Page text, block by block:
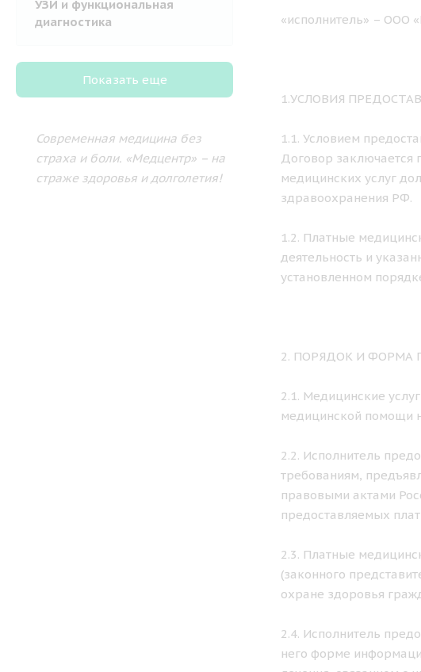
УЗИ и функциональная
диагностика
Показать еще
Современная медицина без
страха и боли. «Медцентр» – на
страже здоровья и долголетия!
«исполнитель» – ООО
1.УСЛОВИЯ
1.1. Условием
Договор заключается
медицинских услуг
здравоохранения РФ.
1.2. Платные
деятельность и
установленном
2. ПОРЯДОК И ФОРМА
2.1. Медицинские
медицинской помощи
2.2. Исполнитель
требованиям,
правовыми актами
предоставляемых
2.3. Платные
(законного
охране здоровья
2.4. Исполнитель
него форме